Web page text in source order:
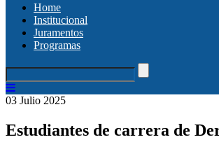
Home
Institucional
Juramentos
Programas
03 Julio 2025
Estudiantes de carrera de